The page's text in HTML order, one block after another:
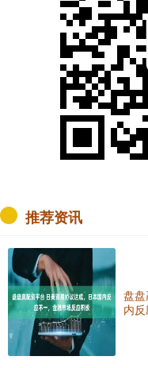
推荐资讯
盘
内